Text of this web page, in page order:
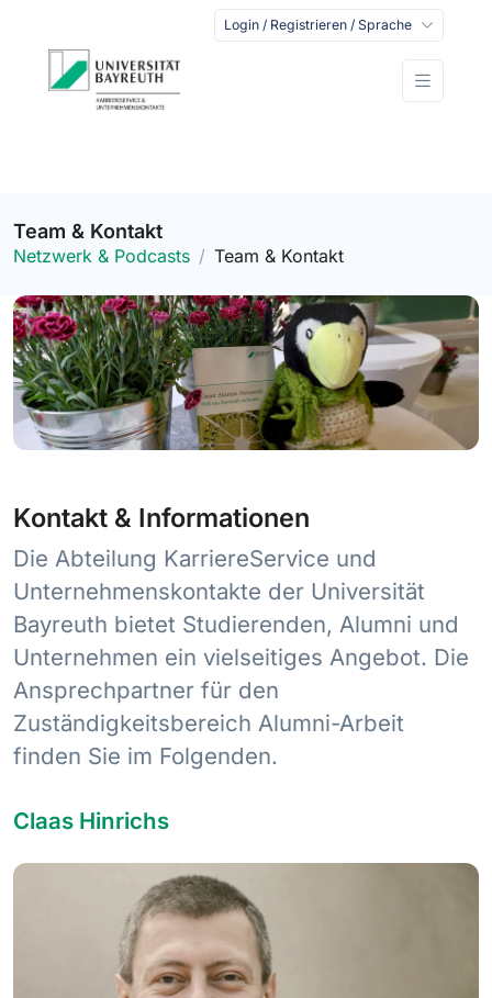
Login / Registrieren / Sprache
Team & Kontakt
Netzwerk & Podcasts Team & Kontakt
Kontakt & Informationen
Die Abteilung KarriereService und
Unternehmenskontakte der Universität
Bayreuth bietet Studierenden, Alumni und
Unternehmen ein vielseitiges Angebot. Die
Ansprechpartner für den
Zuständigkeitsbereich Alumni-Arbeit
finden Sie im Folgenden.
Claas Hinrichs